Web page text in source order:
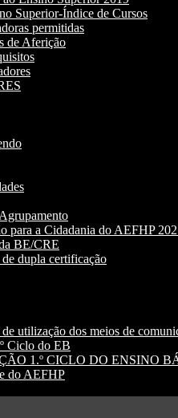
Superior-Índice de Cursos
permitidas
de Aferição
para a Cidadania do AEFHP
BE/CRE
dupla certificação
utilização dos meios de
Ciclo do EB
1.º CICLO DO ENSINO
do AEFHP